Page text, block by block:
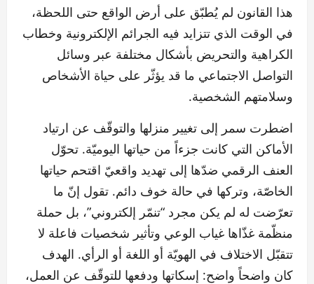
هذا القانون لم يُطبّق على أرض الواقع حتى اللحظة،
في الوقت الذي تتزايد فيه الجرائم الإلكترونية وخطاب
الكراهية والتحريض بأشكال مختلفة عبر وسائل
التواصل الاجتماعي ما قد يؤثّر على حياة الأشخاص
وسلامتهم الشخصية.
اضطرت سمر إلى تغيير منزلها والتوقّف عن ارتياد
الأماكن التي كانت جزءاً من حياتها اليوميّة. تحوّل
العنف الرقمي ضدّها إلى تهديد واقعيّ اقتحم حياتها
الخاصّة، وتركها في حالة خوف دائم. تقول إنّ ما
تعرّضت له لم يكن مجرد “تنمّر إلكتروني”، بل حملة
منظّمة غذّاها غياب الوعي وتأثير شخصيات فاعلة لا
تتقبّل الاختلاف في الهويّة أو اللغة أو الرأي. الهدف
كان واضحاً واضح: إسكاتها ودفعها للتوقّف عن العمل،